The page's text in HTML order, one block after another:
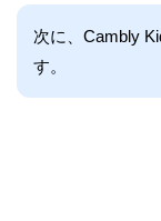
次に、Cambly
す。